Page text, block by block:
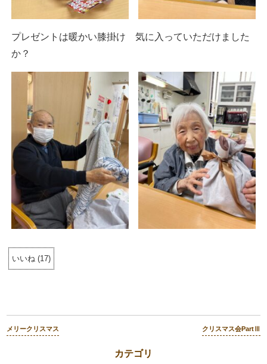
プレゼントは暖かい膝掛け 気に入っていただけました
か？
いいね (17)
メリークリスマス クリスマス会PartⅢ
カテゴリ